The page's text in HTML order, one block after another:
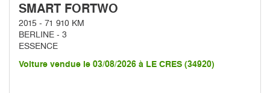
SMART FORTWO
2015 - 71 910 KM
BERLINE - 3
ESSENCE
Voiture vendue le 03/08/2026 à LE CRES (34920)